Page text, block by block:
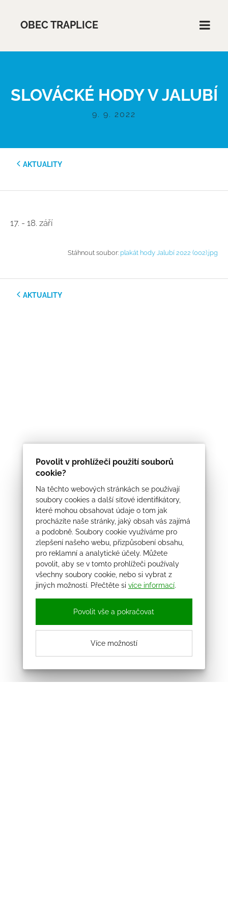
Povolit v prohlížeči použití souborů
cookie?
Na těchto webových stránkách se používají
soubory cookies a další síťové identifikátory,
které mohou obsahovat údaje o tom jak
procházíte naše stránky, jaký obsah vás zajímá
a podobně. Soubory cookie využíváme pro
zlepšení našeho webu, přizpůsobení obsahu,
pro reklamní a analytické účely. Můžete
povolit, aby se v tomto prohlížeči používaly
všechny soubory cookie, nebo si vybrat z
jiných možností. Přečtěte si více informací.
Povolit vše a pokračovat
Více možností
OBEC TRAPLICE
SLOVÁCKÉ HODY V JALUBÍ
9. 9. 2022
AKTUALITY
17. - 18. září
Stáhnout soubor: plakát hody Jalubí 2022 (002).jpg
AKTUALITY